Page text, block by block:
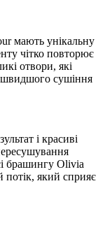
мають унікальну
чітко повторює
отвори, які
швидшого сушіння
і красиві
брашингу Olivia
потік, який сприяє